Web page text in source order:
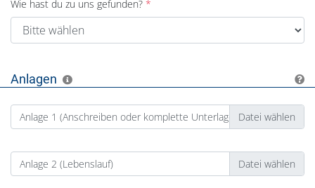
Wie hast du zu uns gefunden?
Anlagen
Anlage 1 (Anschreiben oder komplette Unterlagen)
Anlage 2 (Lebenslauf)